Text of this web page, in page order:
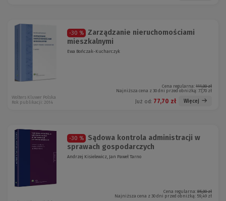
-30 %
Zarządzanie nieruchomościami
mieszkalnymi
Ewa Bończak-Kucharczyk
Cena regularna: 111,00 zł
Najniższa cena z 30 dni przed obniżką: 77,70 zł
Już od: 77,70 zł Więcej
Wolters Kluwer Polska
Rok publikacji: 2014
-30 %
Sądowa kontrola administracji w
sprawach gospodarczych
Andrzej Kisielewicz, Jan Paweł Tarno
Cena regularna: 85,00 zł
Najniższa cena z 30 dni przed obniżką: 59,49 zł